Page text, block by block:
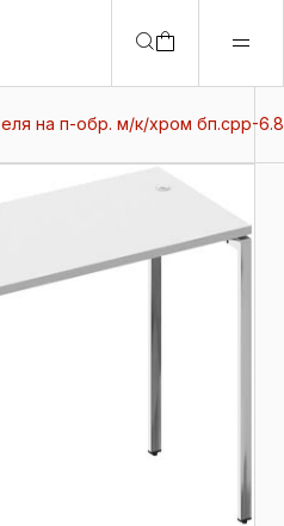
на п-обр. м/к/хром бп.срр-6.8